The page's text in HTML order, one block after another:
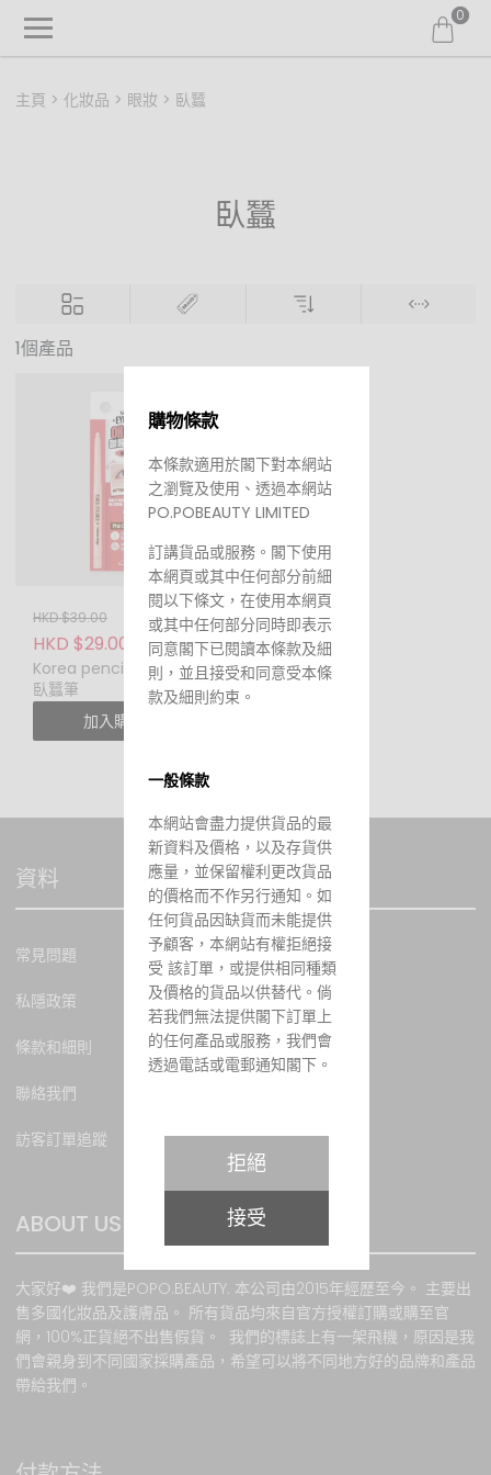
0
主頁 化妝品 眼妝 臥蠶
臥蠶
1個產品
HKD $39.00
HKD $29.00
Korea pencil eyeliner
臥蠶筆
加入購物車
資料
常見問題
私隱政策
條款和細則
聯絡我們
訪客訂單追蹤
ABOUT US
大家好❤️ 我們是POPO.BEAUTY. 本公司由2015年經歷至今。 主要出
售多國化妝品及護膚品。 所有貨品均來自官方授權訂購或購至官
網，100%正貨絕不出售假貨。 我們的標誌上有一架飛機，原因是我
們會親身到不同國家採購產品，希望可以將不同地方好的品牌和產品
帶給我們。
購物條款
本條款適用於閣下對本網站
之瀏覽及使用、透過本網站
PO.POBEAUTY LIMITED
訂講貨品或服務。閣下使用
本網頁或其中任何部分前細
閱以下條文，在使用本網頁
或其中任何部分同時即表示
同意閣下已閱讀本條款及細
則，並且接受和同意受本條
款及細則約束。
一般條款
本網站會盡力提供貨品的最
新資料及價格，以及存貨供
應量，並保留權利更改貨品
的價格而不作另行通知。如
任何貨品因缺貨而未能提供
予顧客，本網站有權拒絕接
受 該訂單，或提供相同種類
及價格的貨品以供替代。倘
若我們無法提供閣下訂單上
的任何產品或服務，我們會
透過電話或電郵通知閣下。
所有貨品之價值均以港幣計
算，價值並以訂購當時所示
為準。當客戶成功訂貨後，
顧客必須於訂購貨品時以銀
行轉賬或PayPal、VISA卡或
萬事達卡支付有關 款項。有
關銀行或第三方貿易商用於
處理信用卡交易通道發生故
拒絕
接受